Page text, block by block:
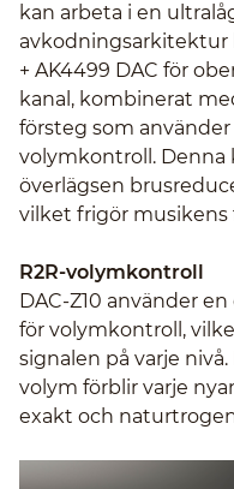
kan arbeta i en
avkodningsarkitektur
+ AK4499 DAC för
kanal, kombinerat
försteg som
volymkontroll.
överlägsen
vilket frigör musikens
R2R-volymkontroll
DAC-Z10 använder
för volymkontroll,
signalen på varje
volym förblir varje
exakt och